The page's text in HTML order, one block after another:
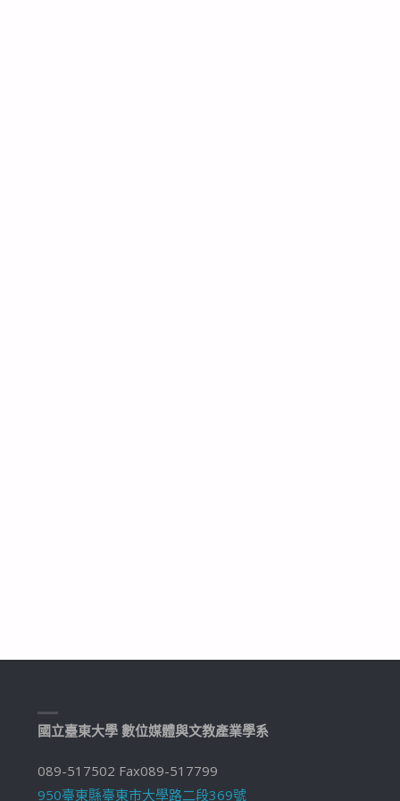
國立臺東大學 數位媒體與文教產業學系
089-517502 Fax089-517799
950臺東縣臺東市大學路二段369號